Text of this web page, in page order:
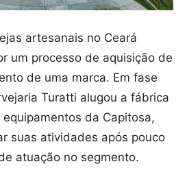
artesanais no Ceará
um processo de aquisição de
de uma marca. Em fase
Turatti alugou a fábrica
da Capitosa,
suas atividades após pouco
atuação no segmento.